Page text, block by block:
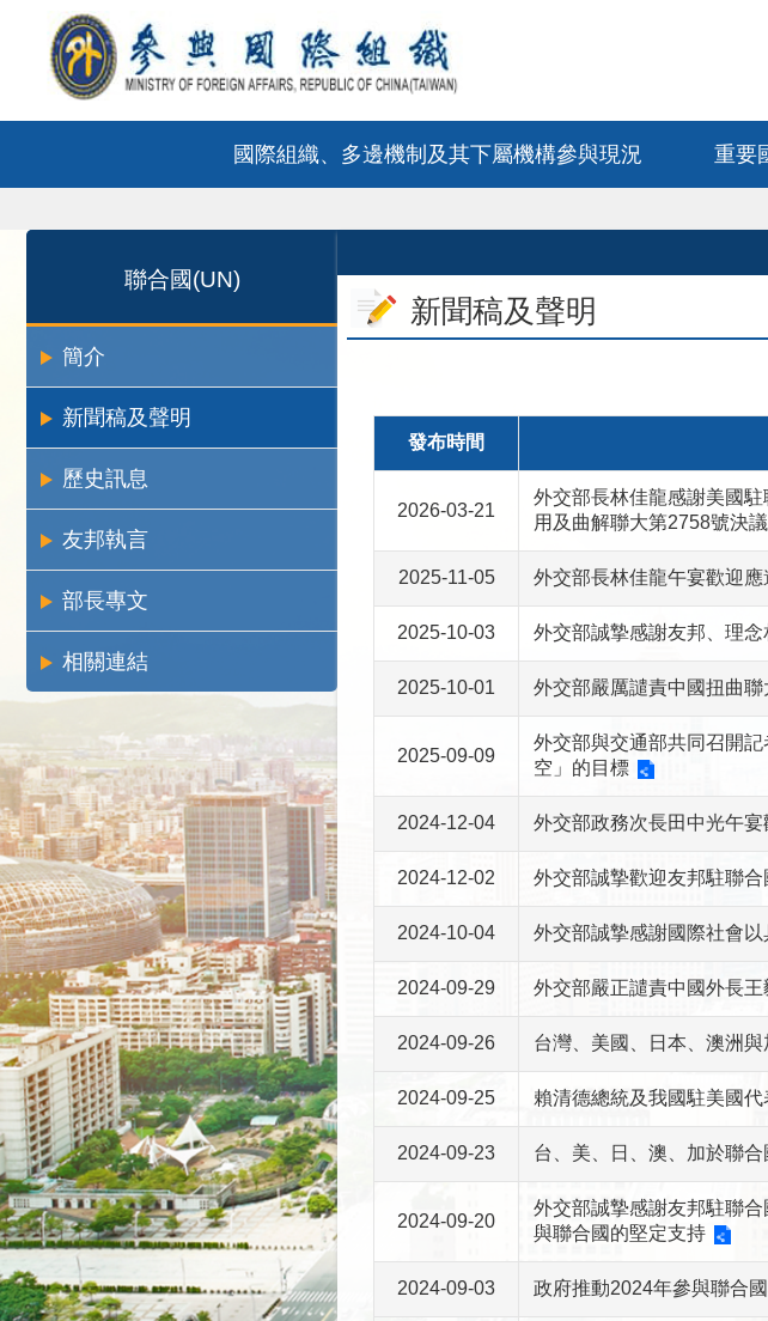
跳到主要內容區塊
國際組織、多邊機制及其下屬機構參與現況 重要
:::
聯合國(UN)
簡介
新聞稿及聲明
歷史訊息
友邦執言
部長專文
相關連結
新聞稿及聲明
發布時間
2026-03-21
外交部長林佳龍感謝美國
用及曲解聯大第2758號決議
2025-11-05 外交部長林佳龍午宴歡迎
2025-10-03 外交部誠摯感謝友邦、理
2025-10-01 外交部嚴厲譴責中國扭曲
2025-09-09
外交部與交通部共同召開
空」的目標
2024-12-04 外交部政務次長田中光午
2024-12-02 外交部誠摯歡迎友邦駐聯
2024-10-04 外交部誠摯感謝國際社會
2024-09-29 外交部嚴正譴責中國外長
2024-09-26 台灣、美國、日本、澳洲
2024-09-25 賴清德總統及我國駐美國
2024-09-23 台、美、日、澳、加於聯
2024-09-20
外交部誠摯感謝友邦駐聯
與聯合國的堅定支持
2024-09-03 政府推動2024年參與聯合